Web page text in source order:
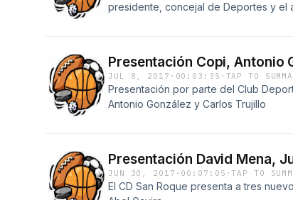
presidente, concejal de Deportes y el
Presentación Copi, Antonio
JUL 8, 2017 · 00:03:35 · TAP TO
Presentación por parte del Club
Antonio González y Carlos Trujillo
Presentación David Mena,
JUN 30, 2017 · 00:07:05 ·TAP TO
El CD San Roque presenta a tres